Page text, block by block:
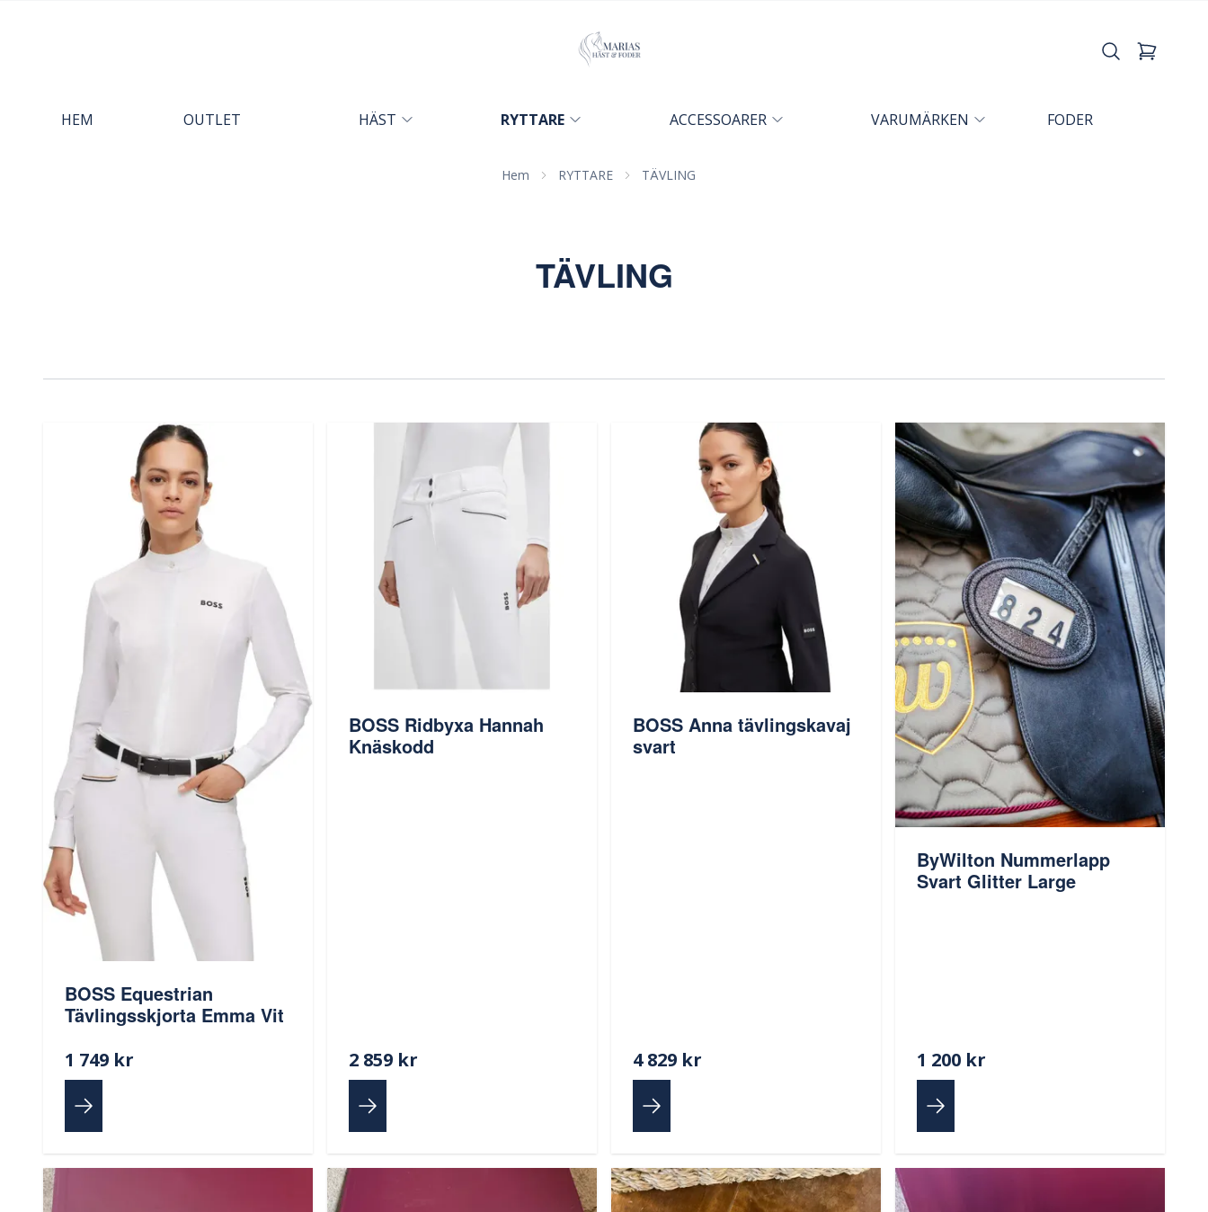
HEM OUTLET HÄST RYTTARE ACCESSOARER VARUMÄRKEN FODER
Hem RYTTARE TÄVLING
TÄVLING
BOSS Equestrian
Tävlingsskjorta Emma Vit
1 749 kr
BOSS Ridbyxa Hannah
Knäskodd
2 859 kr
BOSS Anna tävlingskavaj
svart
4 829 kr
ByWilton Nummerlapp
Svart Glitter Large
1 200 kr